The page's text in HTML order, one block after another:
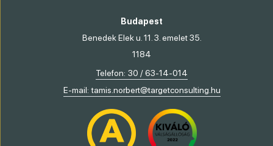
Budapest
Benedek Elek u. 11. 3. emelet 35.
1184
Telefon: 30 / 63-14-014
E-mail: tamis.norbert@targetconsulting.hu